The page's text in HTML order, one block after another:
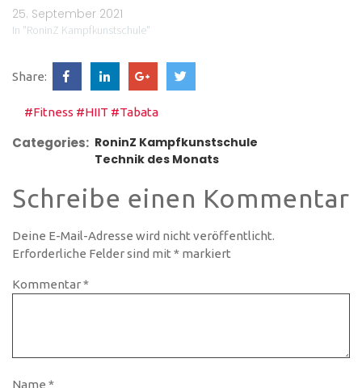
25. September 2021
In "RoninZ Kampfkunstschule"
Share:
#Fitness #HIIT #Tabata
Categories: RoninZ Kampfkunstschule
Technik des Monats
Schreibe einen Kommentar
Deine E-Mail-Adresse wird nicht veröffentlicht.
Erforderliche Felder sind mit * markiert
Kommentar*
Name *